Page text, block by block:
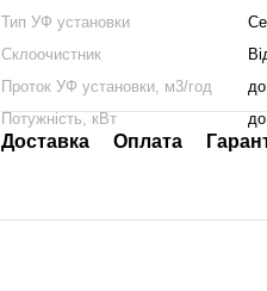
Тип УФ установки
Склоочистник
Проток УФ установки, м3/год
Потужність, кВт
Доставка Оплата